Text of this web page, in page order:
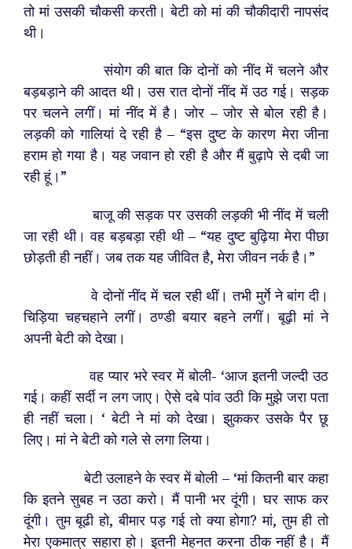
तो मां उसकी चौकसी करती। बेटी को मां की चौकीदारी नापसंद
थी।
संयोग की बात कि दोनों को नींद में चलने और
बड़बड़ाने की आदत थी। उस रात दोनों नींद में उठ गई। सड़क
पर चलने लगीं। मां नींद में है। जोर – जोर से बोल रही है।
लड़की को गालियां दे रही है – “इस दुष्ट के कारण मेरा जीना
हराम हो गया है। यह जवान हो रही है और मैं बुढ़ापे से दबी जा
रही हूं।”
बाजू की सड़क पर उसकी लड़की भी नींद में चली
जा रही थी। वह बड़बड़ा रही थी – “यह दुष्ट बुढ़िया मेरा पीछा
छोड़ती ही नहीं। जब तक यह जीवित है, मेरा जीवन नर्क है।”
वे दोनों नींद में चल रही थीं। तभी मुर्गे ने बांग दी।
चिड़िया चहचहाने लगीं। ठण्डी बयार बहने लगीं। बूढ़ी मां ने
अपनी बेटी को देखा।
वह प्यार भरे स्वर में बोली- ‘आज इतनी जल्दी उठ
गई। कहीं सर्दी न लग जाए। ऐसे दबे पांव उठी कि मुझे जरा पता
ही नहीं चला। ‘ बेटी ने मां को देखा। झुककर उसके पैर छू
लिए। मां ने बेटी को गले से लगा लिया।
बेटी उलाहने के स्वर में बोली – ‘मां कितनी बार कहा
कि इतने सुबह न उठा करो। मैं पानी भर दूंगी। घर साफ कर
दूंगी। तुम बूढी हो, बीमार पड़ गई तो क्या होगा? मां, तुम ही तो
मेरा एकमात्र सहारा हो। इतनी मेहनत करना ठीक नहीं है। मैं